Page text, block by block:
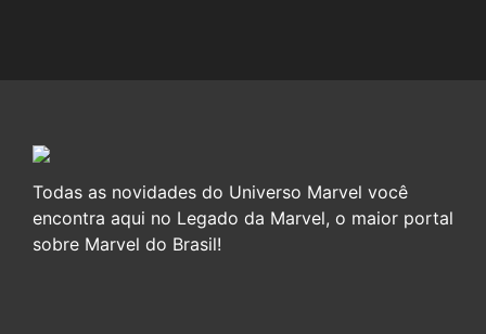
Todas as novidades do Universo Marvel você
encontra aqui no Legado da Marvel, o maior portal
sobre Marvel do Brasil!